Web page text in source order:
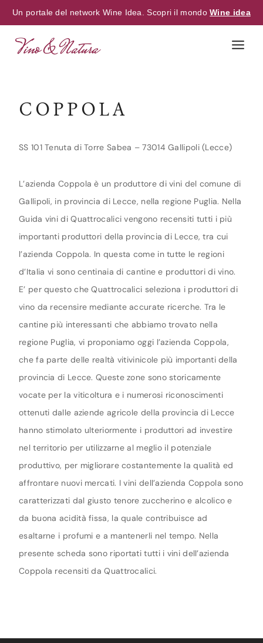
Un portale del network Wine Idea. Scopri il mondoWine idea
COPPOLA
SS 101 Tenuta di Torre Sabea – 73014 Gallipoli (Lecce)
L’azienda Coppola è un produttore di vini del comune di
Gallipoli, in provincia di Lecce, nella regione Puglia. Nella
Guida vini di Quattrocalici vengono recensiti tutti i più
importanti produttori della provincia di Lecce, tra cui
l’azienda Coppola. In questa come in tutte le regioni
d’Italia vi sono centinaia di cantine e produttori di vino.
E’ per questo che Quattrocalici seleziona i produttori di
vino da recensire mediante accurate ricerche. Tra le
cantine più interessanti che abbiamo trovato nella
regione Puglia, vi proponiamo oggi l’azienda Coppola,
che fa parte delle realtà vitivinicole più importanti della
provincia di Lecce. Queste zone sono storicamente
vocate per la viticoltura e i numerosi riconoscimenti
ottenuti dalle aziende agricole della provincia di Lecce
hanno stimolato ulteriormente i produttori ad investire
nel territorio per utilizzarne al meglio il potenziale
produttivo, per migliorare costantemente la qualità ed
affrontare nuovi mercati. I vini dell’azienda Coppola sono
caratterizzati dal giusto tenore zuccherino e alcolico e
da buona acidità fissa, la quale contribuisce ad
esaltarne i profumi e a mantenerli nel tempo. Nella
presente scheda sono riportati tutti i vini dell’azienda
Coppola recensiti da Quattrocalici.